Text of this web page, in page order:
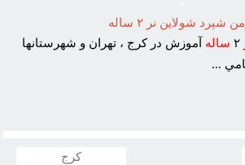
شپرد شولاين نر ٢ ساله
٢ ساله آموزش در کرج ، تهران و شهرستانها
...
کرج